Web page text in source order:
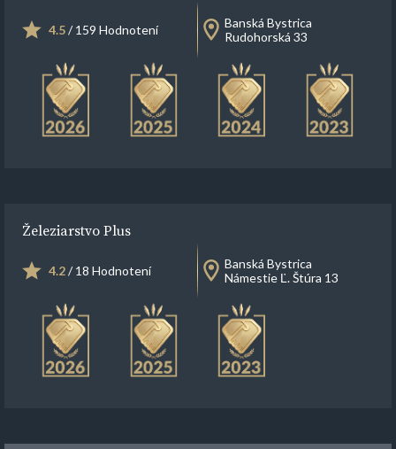
4.5/ 159 Hodnotení
Banská Bystrica
Rudohorská 33
Železiarstvo Plus
4.2/ 18 Hodnotení
Banská Bystrica
Námestie Ľ. Štúra 13